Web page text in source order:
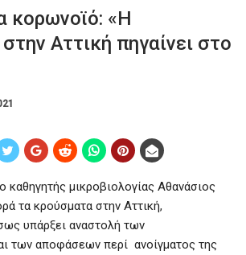
κορωνοϊό: «Η
Αττική πηγαίνει στο
καθηγητής μικροβιολογίας Αθανάσιος
τα κρούσματα στην Αττική,
υπάρξει αναστολή των
των αποφάσεων περί ανοίγματος της